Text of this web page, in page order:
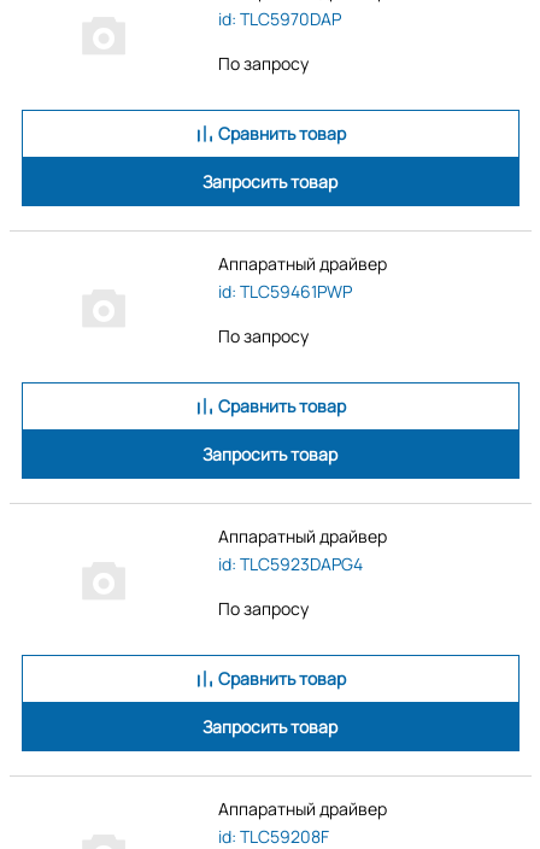
id: TLC5970DAP
По запросу
Сравнить товар
Запросить товар
Аппаратный драйвер
id: TLC59461PWP
По запросу
Сравнить товар
Запросить товар
Аппаратный драйвер
id: TLC5923DAPG4
По запросу
Сравнить товар
Запросить товар
Аппаратный драйвер
id: TLC59208F